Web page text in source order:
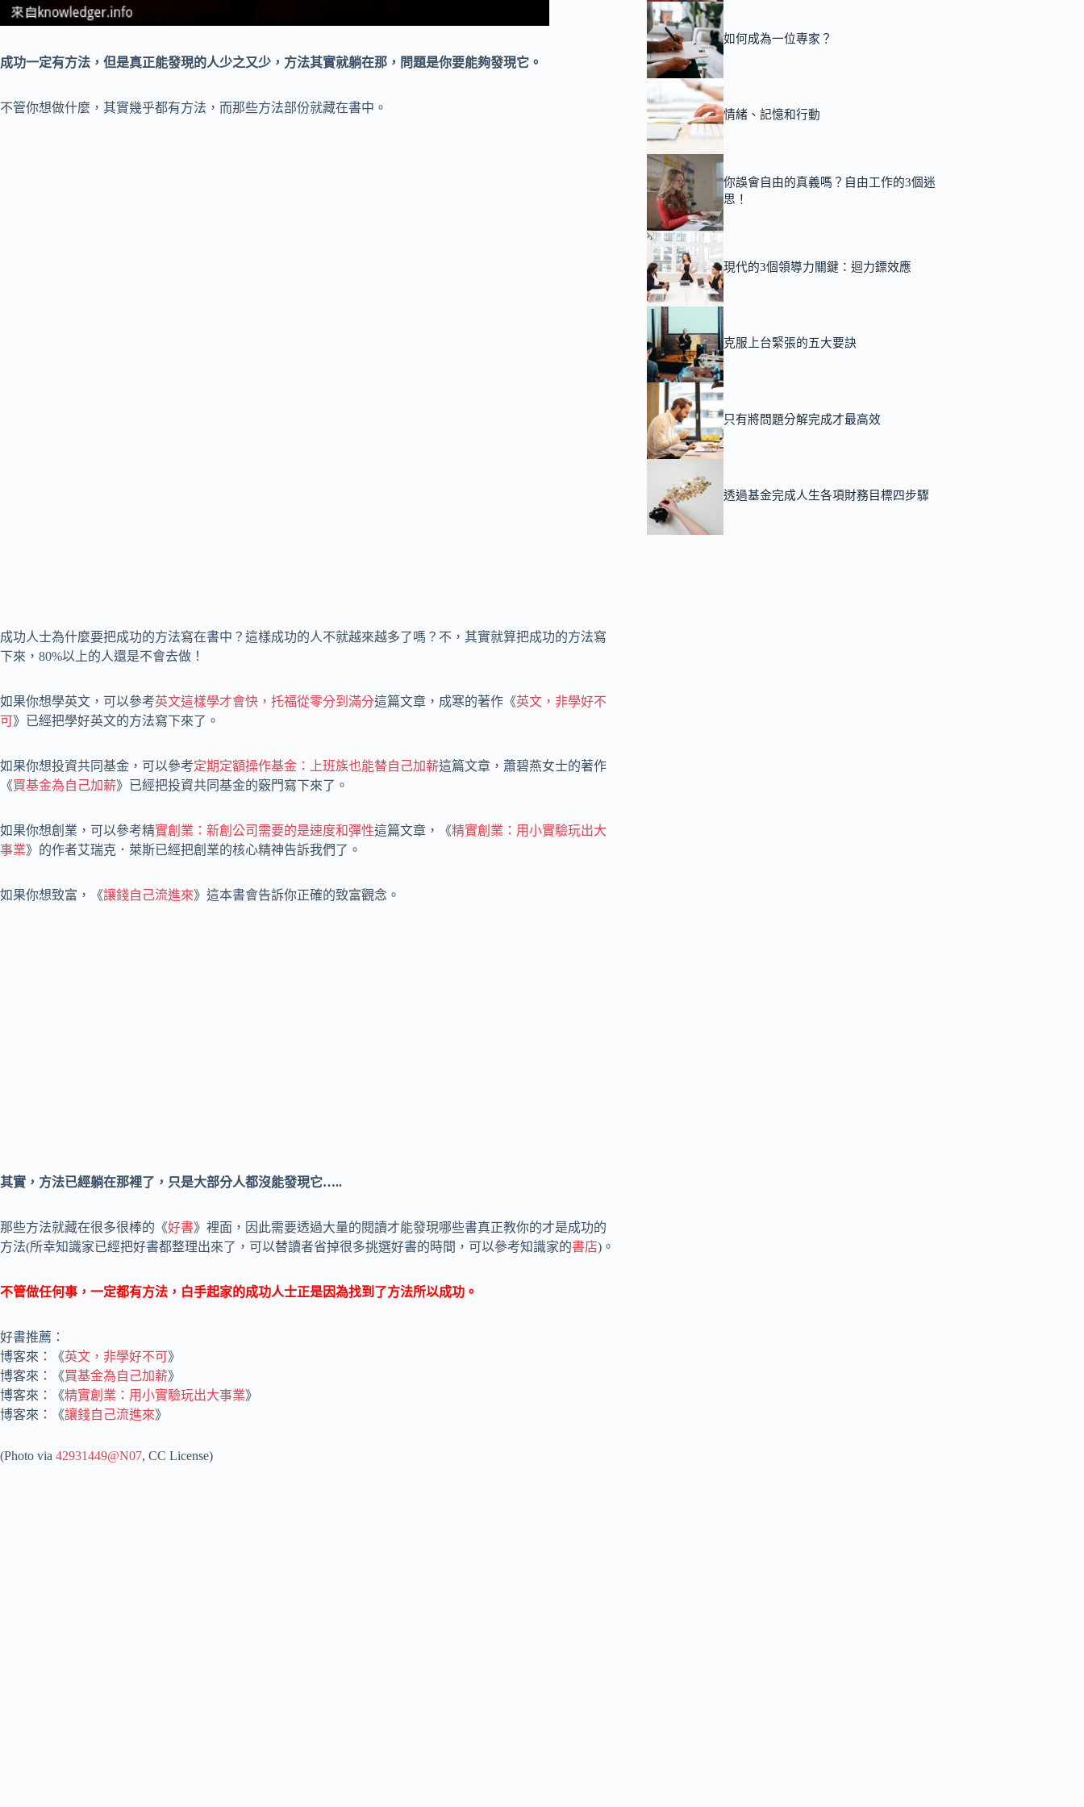
成功一定有方法，但是真正能發現的人少之又少，方法其實就躺在那，問題是你要能夠發現它。
不管你想做什麼，其實幾乎都有方法，而那些方法部份就藏在書中。
成功人士為什麼要把成功的方法寫在書中？這樣成功的人不就越來越多了嗎？不，其實就算把成功的方法寫
下來，80%以上的人還是不會去做！
如果你想學英文，可以參考英文這樣學才會快，托福從零分到滿分這篇文章，成寒的著作《英文，非學好不
可》已經把學好英文的方法寫下來了。
如果你想投資共同基金，可以參考定期定額操作基金：上班族也能替自己加薪這篇文章，蕭碧燕女士的著作
《買基金為自己加薪》已經把投資共同基金的竅門寫下來了。
如果你想創業，可以參考精實創業：新創公司需要的是速度和彈性這篇文章，《精實創業：用小實驗玩出大
事業》的作者艾瑞克．萊斯已經把創業的核心精神告訴我們了。
如果你想致富，《讓錢自己流進來》這本書會告訴你正確的致富觀念。
其實，方法已經躺在那裡了，只是大部分人都沒能發現它…..
那些方法就藏在很多很棒的《好書》裡面，因此需要透過大量的閱讀才能發現哪些書真正教你的才是成功的
方法(所幸知識家已經把好書都整理出來了，可以替讀者省掉很多挑選好書的時間，可以參考知識家的書店)。
不管做任何事，一定都有方法，白手起家的成功人士正是因為找到了方法所以成功。
好書推薦：
博客來：《英文，非學好不可》
博客來：《買基金為自己加薪》
博客來：《精實創業：用小實驗玩出大事業》
博客來：《讓錢自己流進來》
(Photo via 42931449@N07, CC License)
如何成為一位專家？
情緒、記憶和行動
你誤會自由的真義嗎？自由工作的3個迷
思！
現代的3個領導力關鍵：迴力鏢效應
克服上台緊張的五大要訣
只有將問題分解完成才最高效
透過基金完成人生各項財務目標四步驟